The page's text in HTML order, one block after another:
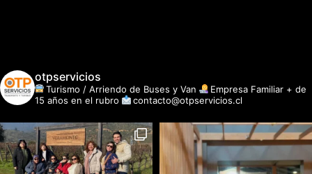
otpservicios
Turismo / Arriendo de Buses y Van
Empresa Familiar + de
15 años en el rubro
contacto@otpservicios.cl